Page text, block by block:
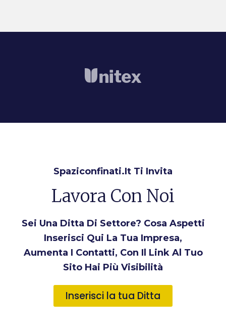
Spaziconfinati.it Ti Invita
Lavora Con Noi
Sei Una Ditta Di Settore? Cosa Aspetti
Inserisci Qui La Tua Impresa,
Aumenta I Contatti, Con Il Link Al Tuo
Sito Hai Più Visibilità
Inserisci la tua Ditta